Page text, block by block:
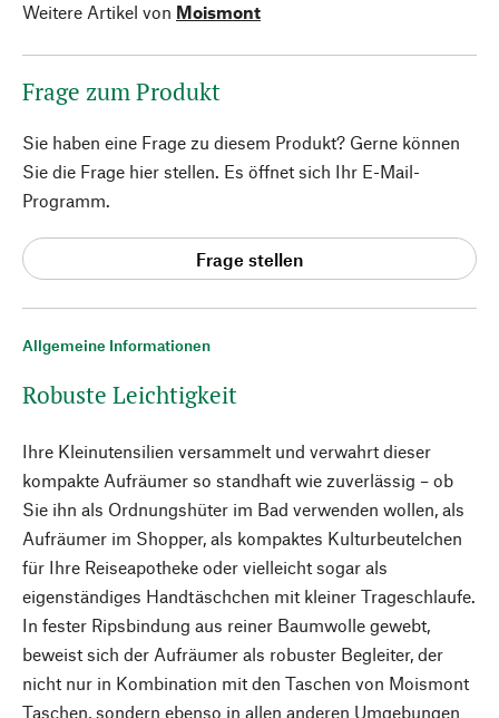
Allgemeine Informationen
Robuste Leichtigkeit
Ihre Kleinutensilien versammelt und verwahrt dieser
kompakte Aufräumer so standhaft wie zuverlässig – ob
Sie ihn als Ordnungshüter im Bad verwenden wollen, als
Aufräumer im Shopper, als kompaktes Kulturbeutelchen
für Ihre Reiseapotheke oder vielleicht sogar als
eigenständiges Handtäschchen mit kleiner Trageschlaufe.
In fester Ripsbindung aus reiner Baumwolle gewebt,
beweist sich der Aufräumer als robuster Begleiter, der
nicht nur in Kombination mit den Taschen von Moismont
Taschen, sondern ebenso in allen anderen Umgebungen
Weitere Artikel von Moismont
Frage zum Produkt
Sie haben eine Frage zu diesem Produkt? Gerne können
Sie die Frage hier stellen. Es öffnet sich Ihr E-Mail-
Programm.
Frage stellen